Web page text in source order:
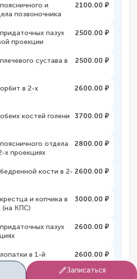
Записаться
и
позвоночника
2100.00 ₽
пазух
проекции
2500.00 ₽
сустава в
2500.00 ₽
в 2-х
2600.00 ₽
костей голени
3700.00 ₽
отдела
х проекциях
2800.00 ₽
кости в 2- 2600.00 ₽
и копчика в
(на КПС)
3000.00 ₽
пазух
2600.00 ₽
в 1-й
2600.00 ₽